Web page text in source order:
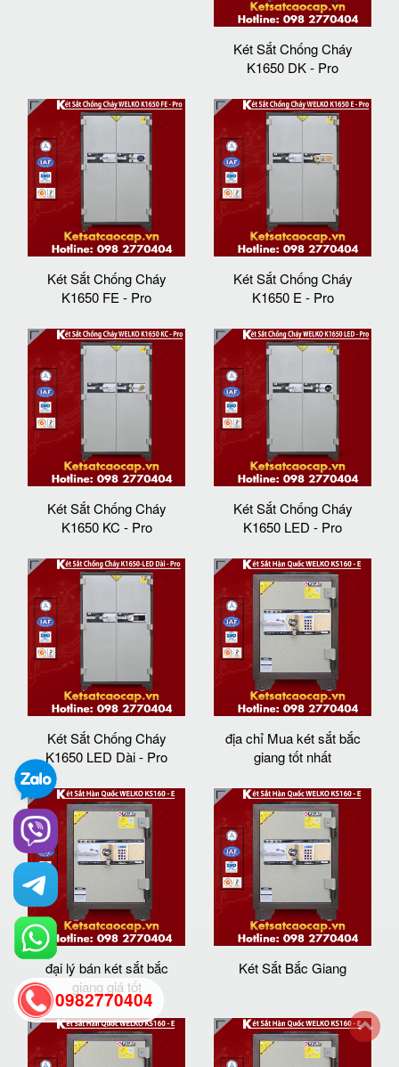
Két Sắt Chống Cháy
K1650 DK - Pro
Két Sắt Chống Cháy
K1650 FE - Pro
Két Sắt Chống Cháy
K1650 E - Pro
Két Sắt Chống Cháy
K1650 KC - Pro
Két Sắt Chống Cháy
K1650 LED - Pro
Két Sắt Chống Cháy
K1650 LED Dài - Pro
địa chỉ Mua két sắt bắc
giang tốt nhất
đại lý bán két sắt bắc
giang giá tốt
Két Sắt Bắc Giang
0982770404